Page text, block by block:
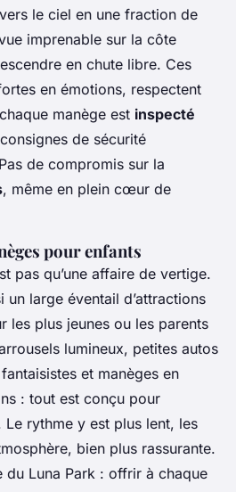
le ciel en une fraction de
imprenable sur la côte
en chute libre. Ces
en émotions, respectent
manège est inspecté
de sécurité
de compromis sur la
, même en plein cœur de
pour enfants
pas qu’une affaire de vertige.
un large éventail d’attractions
les plus jeunes ou les parents
lumineux, petites autos
et manèges en
: tout est conçu pour
Le rythme y est plus lent, les
bien plus rassurante.
du Luna Park : offrir à chaque